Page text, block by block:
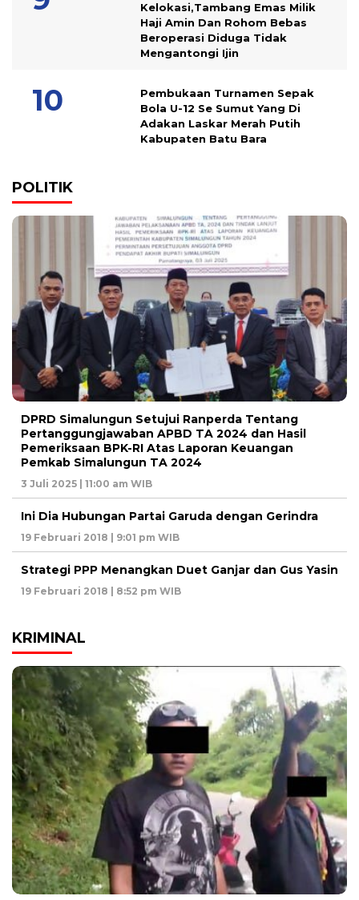
Kelokasi,Tambang Emas Milik
Haji Amin Dan Rohom Bebas
Beroperasi Diduga Tidak
Mengantongi Ijin
Pembukaan Turnamen Sepak
Bola U-12 Se Sumut Yang Di
Adakan Laskar Merah Putih
Kabupaten Batu Bara
POLITIK
DPRD Simalungun Setujui Ranperda Tentang
Pertanggungjawaban APBD TA 2024 dan Hasil
Pemeriksaan BPK-RI Atas Laporan Keuangan
Pemkab Simalungun TA 2024
3 Juli 2025 | 11:00 am WIB
Ini Dia Hubungan Partai Garuda dengan Gerindra
19 Februari 2018 | 9:01 pm WIB
Strategi PPP Menangkan Duet Ganjar dan Gus Yasin
19 Februari 2018 | 8:52 pm WIB
KRIMINAL